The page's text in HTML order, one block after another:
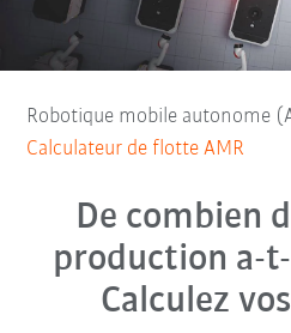
Robotique mobile autonome
Calculateur de flotte AMR
De combien
production a-
Calculez